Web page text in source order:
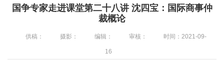
国争专家走进课堂第二十八讲 沈四宝：国际商事仲
裁概论
供稿： 摄影： 编辑： 审核： 时间：2021-09-
16